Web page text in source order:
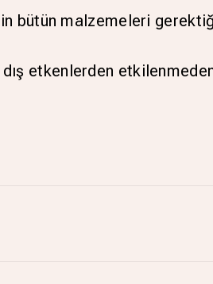
bütün malzemeleri
etkenlerden